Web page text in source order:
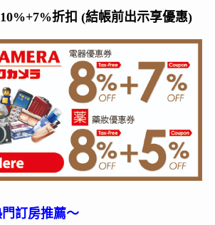
折扣 (結帳前出示享優惠)
訂房推薦～